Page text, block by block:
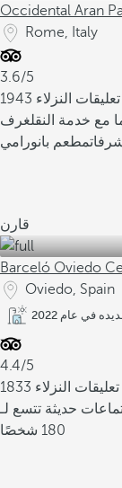
Occidental Aran
Rome, Italy
3.6/5
1943 تعليقات النزلاء
مع خدمة النقلغرف
مطعم بانورامي
قارن
Barceló Oviedo
Oviedo, Spain
في عام 2022
4.4/5
1833 تعليقات النزلاء
حديثة تتسع لـ
180 شخصًا